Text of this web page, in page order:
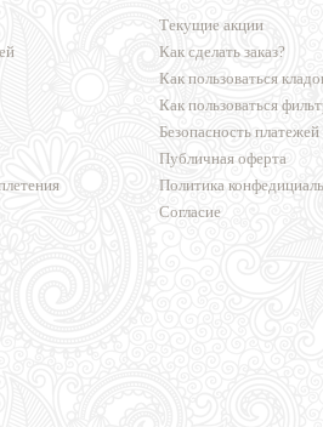
Текущие акции
Как сделать заказ?
Как пользоваться
Как пользоваться
Безопасность платежей
Публичная оферта
Политика
Согласие